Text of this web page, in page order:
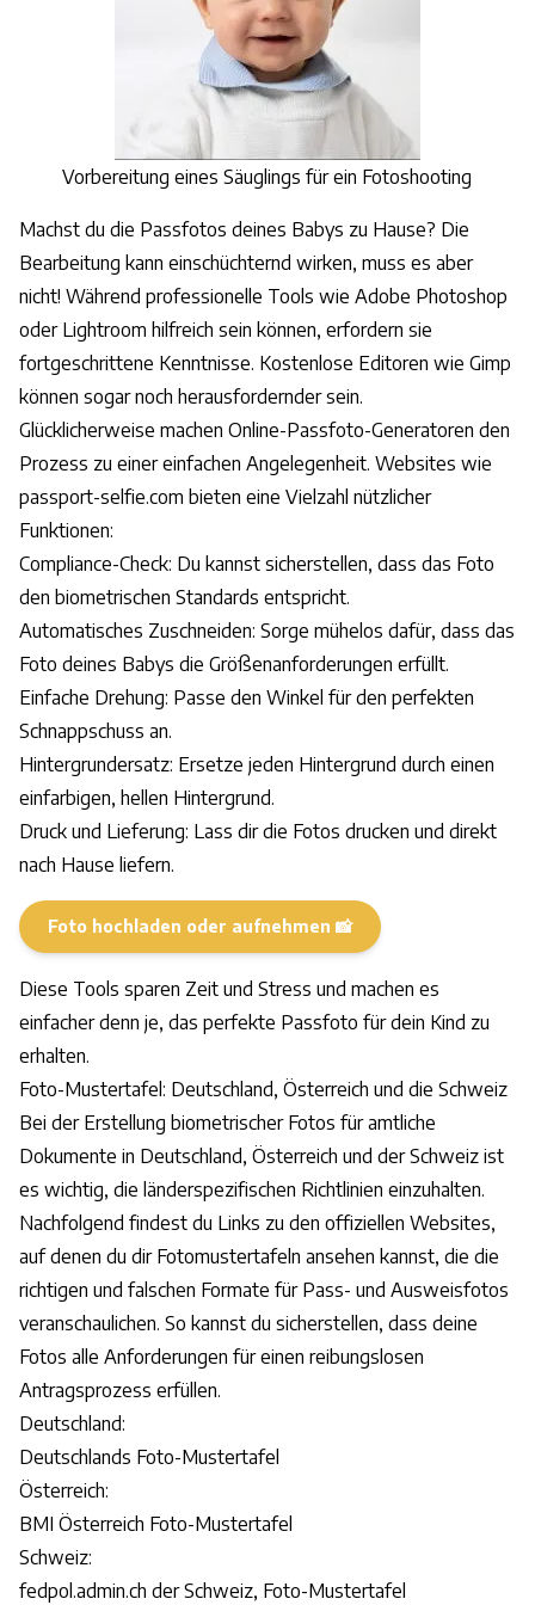
Vorbereitung eines Säuglings für ein Fotoshooting
Machst du die Passfotos deines Babys zu Hause? Die
Bearbeitung kann einschüchternd wirken, muss es aber
nicht! Während professionelle Tools wie Adobe Photoshop
oder Lightroom hilfreich sein können, erfordern sie
fortgeschrittene Kenntnisse. Kostenlose Editoren wie Gimp
können sogar noch herausfordernder sein.
Glücklicherweise machen Online-Passfoto-Generatoren den
Prozess zu einer einfachen Angelegenheit. Websites wie
passport-selfie.com bieten eine Vielzahl nützlicher
Funktionen:
Compliance-Check: Du kannst sicherstellen, dass das Foto
den biometrischen Standards entspricht.
Automatisches Zuschneiden: Sorge mühelos dafür, dass das
Foto deines Babys die Größenanforderungen erfüllt.
Einfache Drehung: Passe den Winkel für den perfekten
Schnappschuss an.
Hintergrundersatz: Ersetze jeden Hintergrund durch einen
einfarbigen, hellen Hintergrund.
Druck und Lieferung: Lass dir die Fotos drucken und direkt
nach Hause liefern.
Foto hochladen oder aufnehmen 📸
Diese Tools sparen Zeit und Stress und machen es
einfacher denn je, das perfekte Passfoto für dein Kind zu
erhalten.
Foto-Mustertafel: Deutschland, Österreich und die Schweiz
Bei der Erstellung biometrischer Fotos für amtliche
Dokumente in Deutschland, Österreich und der Schweiz ist
es wichtig, die länderspezifischen Richtlinien einzuhalten.
Nachfolgend findest du Links zu den offiziellen Websites,
auf denen du dir Fotomustertafeln ansehen kannst, die die
richtigen und falschen Formate für Pass- und Ausweisfotos
veranschaulichen. So kannst du sicherstellen, dass deine
Fotos alle Anforderungen für einen reibungslosen
Antragsprozess erfüllen.
Deutschland:
Deutschlands Foto-Mustertafel
Österreich:
BMI Österreich Foto-Mustertafel
Schweiz:
fedpol.admin.ch der Schweiz, Foto-Mustertafel